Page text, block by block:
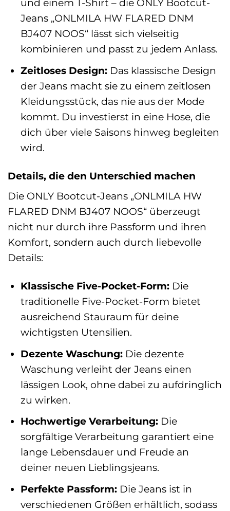
und einem T-Shirt – die ONLY Bootcut-
Jeans „ONLMILA HW FLARED DNM
BJ407 NOOS“ lässt sich vielseitig
kombinieren und passt zu jedem Anlass.
Zeitloses Design:Das klassische Design
der Jeans macht sie zu einem zeitlosen
Kleidungsstück, das nie aus der Mode
kommt. Du investierst in eine Hose, die
dich über viele Saisons hinweg begleiten
wird.
Details, die den Unterschied machen
Die ONLY Bootcut-Jeans „ONLMILA HW
FLARED DNM BJ407 NOOS“ überzeugt
nicht nur durch ihre Passform und ihren
Komfort, sondern auch durch liebevolle
Details:
Klassische Five-Pocket-Form:Die
traditionelle Five-Pocket-Form bietet
ausreichend Stauraum für deine
wichtigsten Utensilien.
Dezente Waschung:Die dezente
Waschung verleiht der Jeans einen
lässigen Look, ohne dabei zu aufdringlich
zu wirken.
Hochwertige Verarbeitung:Die
sorgfältige Verarbeitung garantiert eine
lange Lebensdauer und Freude an
deiner neuen Lieblingsjeans.
Perfekte Passform:Die Jeans ist in
verschiedenen Größen erhältlich, sodass